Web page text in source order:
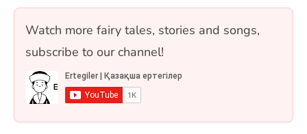
таңдауды және рас/жалған форматтарында.
Watch more fairy tales, stories and songs,
subscribe to our channel!